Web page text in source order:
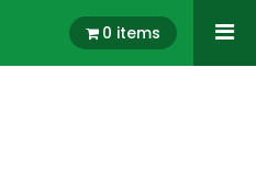
0 items